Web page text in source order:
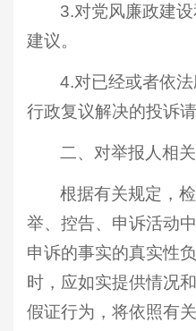
3.对党风廉政建
建议。
4.对已经或者依法
行政复议解决的投诉
二、对举报人相
根据有关规定，
举、控告、申诉活动
申诉的事实的真实性
时，应如实提供情况
假证行为，将依照有